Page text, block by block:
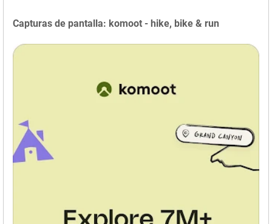
Capturas de pantalla: komoot - hike, bike & run